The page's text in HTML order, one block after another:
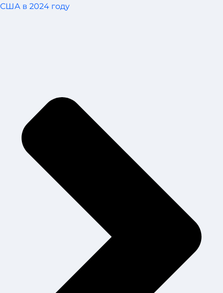
США в 2024 году